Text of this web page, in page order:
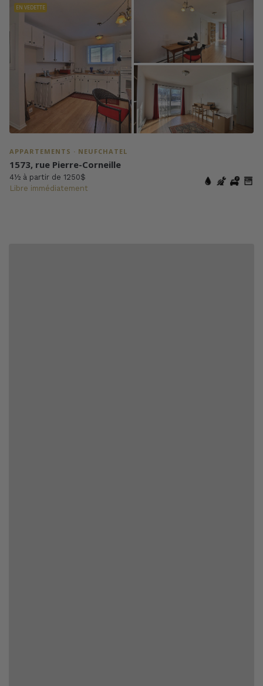
EN VEDETTE
APPARTEMENTS · NEUFCHATEL
1573, rue Pierre-Corneille
4½ à partir de 1250$
Libre immédiatement